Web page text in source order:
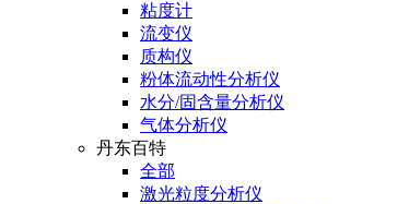
粘度计
流变仪
质构仪
粉体流动性分析仪
水分/固含量分析仪
气体分析仪
丹东百特
全部
激光粒度分析仪